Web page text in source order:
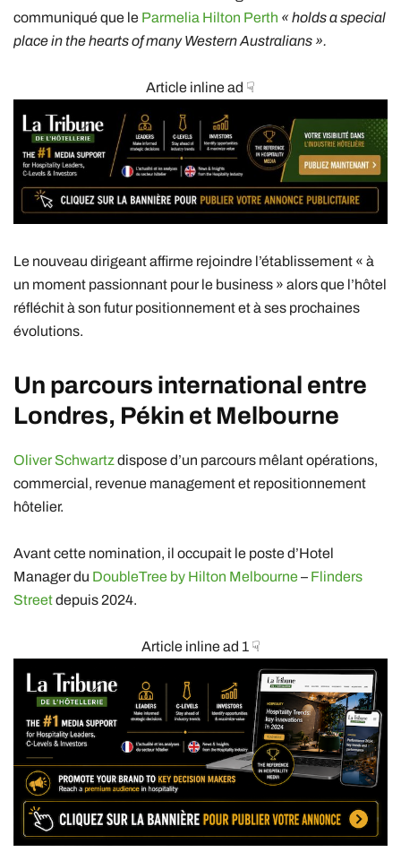
communiqué que le Parmelia Hilton Perth « holds a special
place in the hearts of many Western Australians ».
Article inline ad ☟
Le nouveau dirigeant affirme rejoindre l’établissement « à
un moment passionnant pour le business » alors que l’hôtel
réfléchit à son futur positionnement et à ses prochaines
évolutions.
Un parcours international entre
Londres, Pékin et Melbourne
Oliver Schwartz dispose d’un parcours mêlant opérations,
commercial, revenue management et repositionnement
hôtelier.
Avant cette nomination, il occupait le poste d’Hotel
Manager du DoubleTree by Hilton Melbourne– Flinders
Streetdepuis 2024.
Article inline ad 1 ☟